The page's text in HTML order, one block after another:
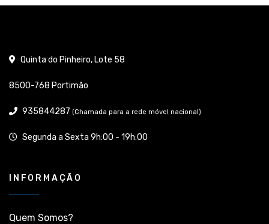
Quinta do Pinheiro, Lote 58
8500-768 Portimão
935844287 (Chamada para a rede móvel nacional)
Segunda a Sexta 9h:00 - 19h:00
INFORMAÇÃO
Quem Somos?